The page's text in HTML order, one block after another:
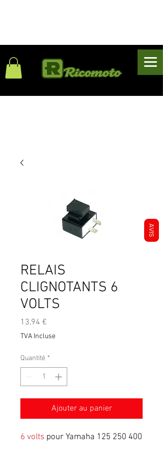
RELAIS
CLIGNOTANTS 6
VOLTS
13,94 €
TVA Incluse
Quantité *
Ajouter au panier
6 volts pour Yamaha 125 250 400
AVIS